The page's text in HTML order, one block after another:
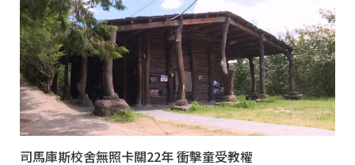
司馬庫斯校舍無照卡關22年 衝擊童受教權